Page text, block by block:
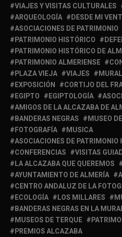
VIAJES Y VISITAS CULTURALES
ARQUEOLOGÍA
DESDE MI
ASOCIACIONES DE PATRIMONIO
PATRIMONIO HISTÓRICO
PATRIMONIO HISTÓRICO DE
PATRIMONIO ALMERIENSE
PLAZA VIEJA
VIAJES
EXPOSICIÓN
CORTIJO DEL
EGIPTO
EGIPTOLOGÍA
AMIGOS DE LA ALCAZABA DE
BANDERAS NEGRAS
MUSEO
FOTOGRAFÍA
MUSICA
ASOCIACIONES DE PATRIMONIO
CONFERENCIAS
VISITAS
LA ALCAZABA QUE QUEREMOS
AYUNTAMIENTO DE ALMERÍA
CENTRO ANDALUZ DE LA
ECOLOGÍA
LOS MILLARES
BANDERAS NEGRAS EN LA
MUSEOS DE TERQUE
PREMIOS ALCAZABA